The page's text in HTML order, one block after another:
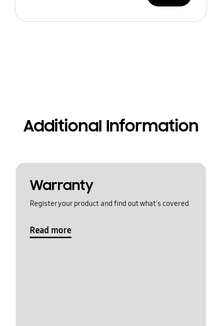
Additional Information
Warranty
Register your product and find out what's covered
Read more